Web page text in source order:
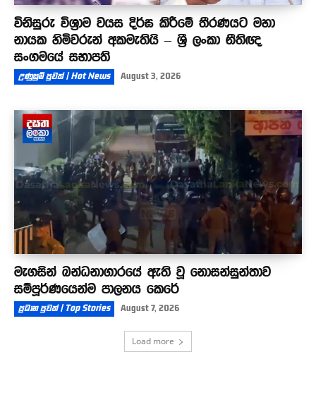
විනිසුරු විශ්‍රාම වයස දිර්ඝ කිරීමේ තීරණයට මහා
නායක හිමිවරුන් අකමැතියි – ශ්‍රී ලංකා නීතිඥ
සංගමයේ සභාපති
උණුසුම් පුවත් | Hot News August 3, 2026
මැගසින් බන්ධනාගාරයේ ඇති වූ නොසන්සුන්තාව
සම්පූර්ණයෙන්ම පාලනය කෙරේ
ප්‍රධාන පුවත් | Top Stories August 7, 2026
Load more